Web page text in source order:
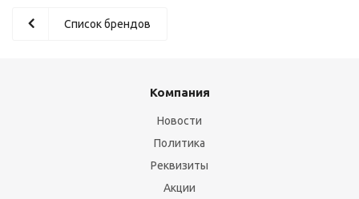
Список брендов
Компания
Новости
Политика
Реквизиты
Акции